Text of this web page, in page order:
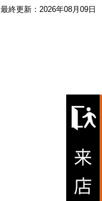
最終更新：2026年08月09日